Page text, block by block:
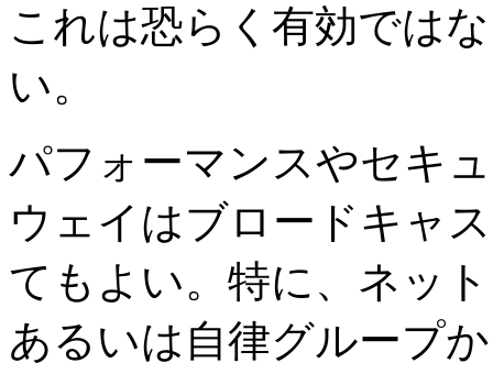
これは恐らく有効では
い。
パフォーマンスやセキ
ウェイはブロードキャ
てもよい。特に、ネッ
あるいは自律グループ